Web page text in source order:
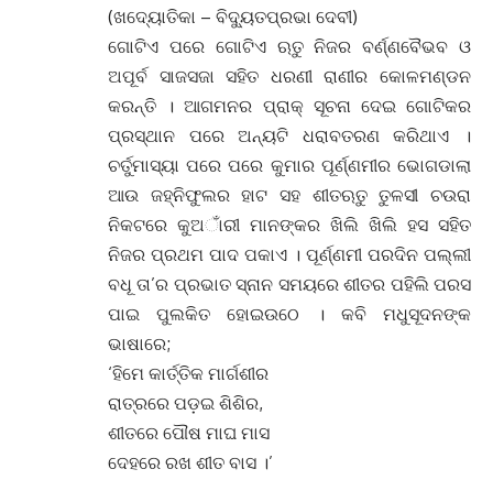
(ଖଦ୍ୟୋତିକା – ବିଦ୍ୟୁତପ୍ରଭା ଦେବୀ)
ଗୋଟିଏ ପରେ ଗୋଟିଏ ଋତୁ ନିଜର ବର୍ଣ୍ଣବୈଭବ ଓ
ଅପୂର୍ବ ସାଜସଜା ସହିତ ଧରଣୀ ରାଣୀର କୋଳମଣ୍ଡନ
କରନ୍ତି । ଆଗମନର ପ୍ରାକ୍ ସୂଚନା ଦେଇ ଗୋଟିକର
ପ୍ରସ୍ଥାନ ପରେ ଅନ୍ୟଟି ଧରାବତରଣ କରିଥାଏ ।
ଚର୍ତୁମାସ୍ୟା ପରେ ପରେ କୁମାର ପୂର୍ଣ୍ଣମୀର ଭୋଗଡାଲା
ଆଉ ଜହ୍ନିଫୁଲର ହାଟ ସହ ଶୀତଋତୁ ତୁଳସୀ ଚଉରା
ନିକଟରେ କୁଅାଁରୀ ମାନଙ୍କର ଖିଲି ଖିଲି ହସ ସହିତ
ନିଜର ପ୍ରଥମ ପାଦ ପକାଏ । ପୂର୍ଣ୍ଣମୀ ପରଦିନ ପଲ୍ଲୀ
ବଧୂ ତା’ର ପ୍ରଭାତ ସ୍ନାନ ସମୟରେ ଶୀତର ପହିଲି ପରସ
ପାଇ ପୁଲକିତ ହୋଇଉଠେ । କବି ମଧୁସୂଦନଙ୍କ
ଭାଷାରେ;
‘ହିମେ କାର୍ତ୍ତିକ ମାର୍ଗଶୀର
ରାତ୍ରରେ ପଡ଼ଇ ଶିଶିର,
ଶୀତରେ ପୌଷ ମାଘ ମାସ
ଦେହରେ ରଖ ଶୀତ ବାସ ।’